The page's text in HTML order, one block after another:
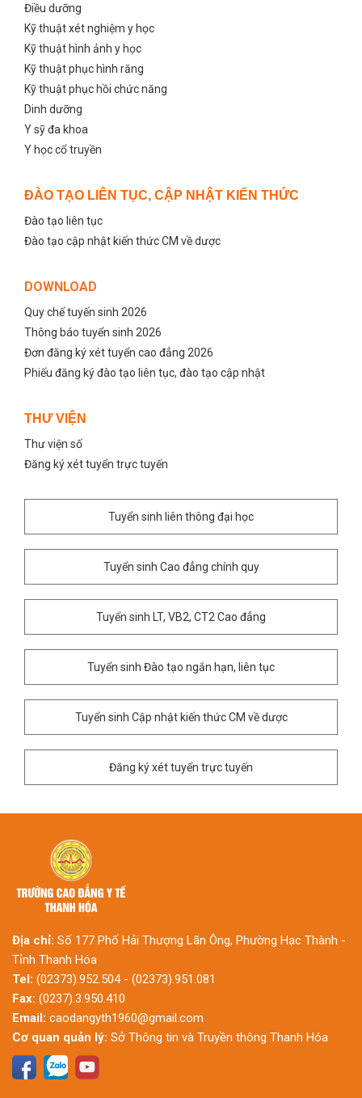
Điều dưỡng
Kỹ thuật xét nghiệm y học
Kỹ thuật hình ảnh y học
Kỹ thuật phục hình răng
Kỹ thuật phục hồi chức năng
Dinh dưỡng
Y sỹ đa khoa
Y học cổ truyền
ĐÀO TẠO LIÊN TỤC, CẬP NHẬT KIẾN THỨC
Đào tạo liên tục
Đào tạo cập nhật kiến thức CM về dược
DOWNLOAD
Quy chế tuyến sinh 2026
Thông báo tuyển sinh 2026
Đơn đăng ký xét tuyển cao đẳng 2026
Phiếu đăng ký đào tạo liên tục, đào tạo cập nhật
THƯ VIỆN
Thư viện số
Đăng ký xét tuyển trực tuyến
Tuyển sinh liên thông đại học
Tuyển sinh Cao đẳng chính quy
Tuyển sinh LT, VB2, CT2 Cao đẳng
Tuyển sinh Đào tạo ngắn hạn, liên tục
Tuyển sinh Cập nhật kiến thức CM về dược
Đăng ký xét tuyển trực tuyến
Địa chỉ: Số 177 Phố Hải Thượng Lãn Ông, Phường Hạc Thành -
Tỉnh Thanh Hóa
Tel: (02373).952.504 - (02373).951.081
Fax: (0237).3.950.410
Email: caodangyth1960@gmail.com
Cơ quan quản lý: Sở Thông tin và Truyền thông Thanh Hóa